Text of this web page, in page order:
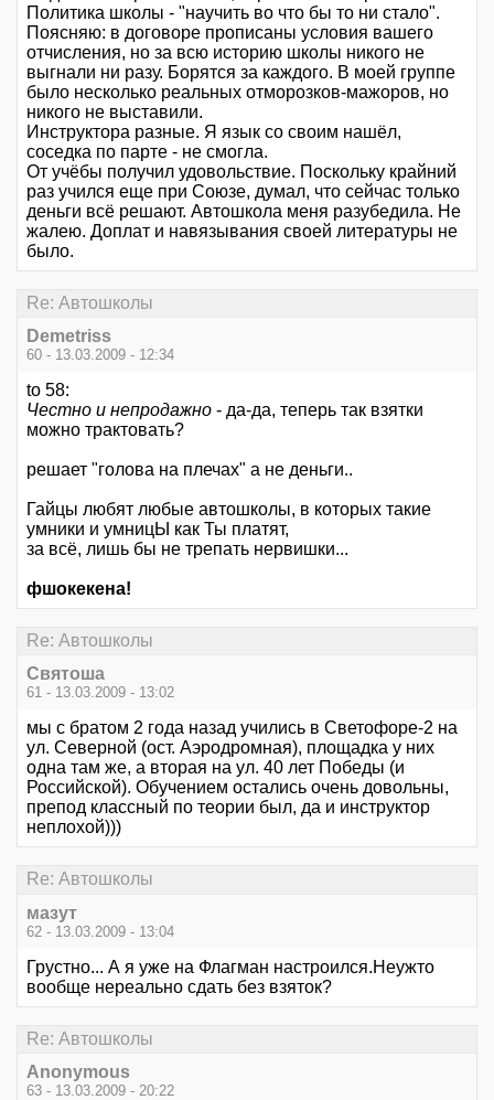
Политика школы - "научить во что бы то ни стало".
Поясняю: в договоре прописаны условия вашего
отчисления, но за всю историю школы никого не
выгнали ни разу. Борятся за каждого. В моей группе
было несколько реальных отморозков-мажоров, но
никого не выставили.
Инструктора разные. Я язык со своим нашёл,
соседка по парте - не смогла.
От учёбы получил удовольствие. Поскольку крайний
раз учился еще при Союзе, думал, что сейчас только
деньги всё решают. Автошкола меня разубедила. Не
жалею. Доплат и навязывания своей литературы не
было.
Re: Автошколы
Demetriss
60 - 13.03.2009 - 12:34
to 58:
Честно и непродажно - да-да, теперь так взятки
можно трактовать?
решает "голова на плечах" а не деньги..
Гайцы любят любые автошколы, в которых такие
умники и умницЫ как Ты платят,
за всё, лишь бы не трепать нервишки...
фшокекена!
Re: Автошколы
Святоша
61 - 13.03.2009 - 13:02
мы с братом 2 года назад учились в Светофоре-2 на
ул. Северной (ост. Аэродромная), площадка у них
одна там же, а вторая на ул. 40 лет Победы (и
Российской). Обучением остались очень довольны,
препод классный по теории был, да и инструктор
неплохой)))
Re: Автошколы
мазут
62 - 13.03.2009 - 13:04
Грустно... А я уже на Флагман настроился.Неужто
вообще нереально сдать без взяток?
Re: Автошколы
Anonymous
63 - 13.03.2009 - 20:22